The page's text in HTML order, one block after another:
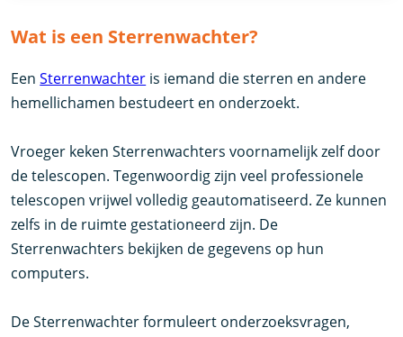
Wat is een Sterrenwachter?
EenSterrenwachter is iemand die sterren en andere
hemellichamen bestudeert en onderzoekt.
Vroeger keken Sterrenwachters voornamelijk zelf door
de telescopen. Tegenwoordig zijn veel professionele
telescopen vrijwel volledig geautomatiseerd. Ze kunnen
zelfs in de ruimte gestationeerd zijn. De
Sterrenwachters bekijken de gegevens op hun
computers.
De Sterrenwachter formuleert onderzoeksvragen,